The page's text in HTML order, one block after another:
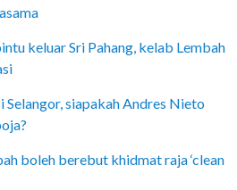
keluar Sri Pahang, kelab Lembah
siapakah Andres Nieto
boleh berebut khidmat raja ‘clean